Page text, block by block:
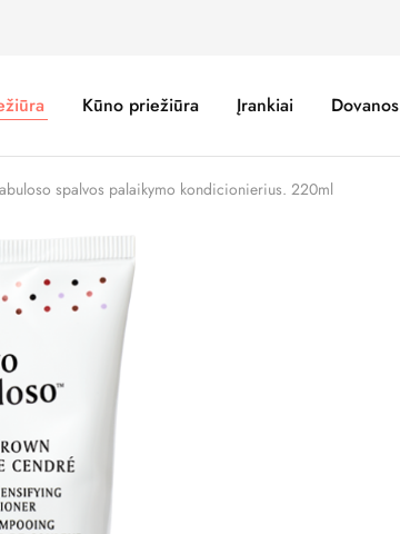
Kūno priežiūra Įrankiai Dovanos
spalvos palaikymo kondicionierius. 220ml